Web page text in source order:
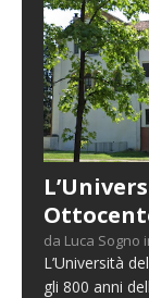
da Luca Sogno
L’Università
gli 800 anni